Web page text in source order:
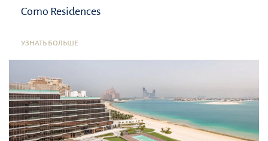
Como Residences
УЗНАТЬ БОЛЬШЕ